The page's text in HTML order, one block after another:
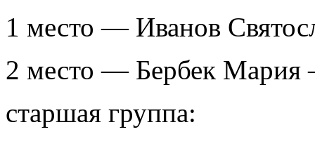
1 место — Иванов
2 место — Бербек Мария
старшая группа: